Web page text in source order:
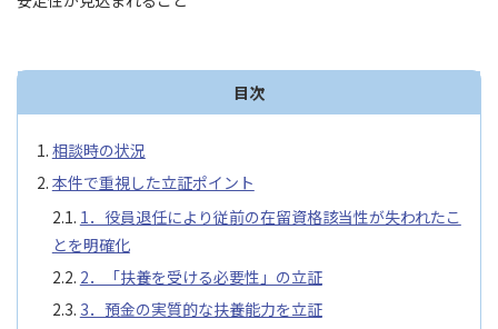
目次
相談時の状況
本件で重視した立証ポイント
1．役員退任により従前の在留資格該当性が失われたこ
とを明確化
2．「扶養を受ける必要性」の立証
3．預金の実質的な扶養能力を立証